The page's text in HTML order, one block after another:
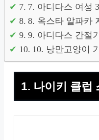
7. 아디다스 여성
8. 옥스타 알파카
9. 아디다스 간절
10. 낭만고양이
1. 나이키 클럽